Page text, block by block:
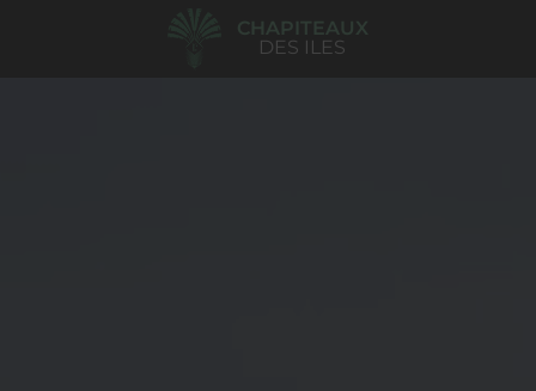
CHAPITEAUX
DES ILES